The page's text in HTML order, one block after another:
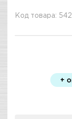
Код товара:
+